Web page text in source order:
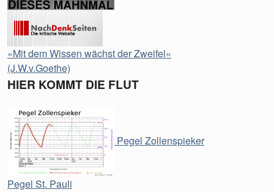
»Mit dem Wissen wächst der Zweifel«
(J.W.v.Goethe)
HIER KOMMT DIE FLUT
Pegel Zollenspieker
Pegel St. Pauli